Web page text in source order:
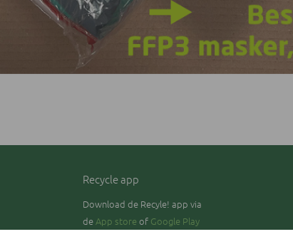
Recycle app
Download de Recyle! app via
deApp store of Google Play